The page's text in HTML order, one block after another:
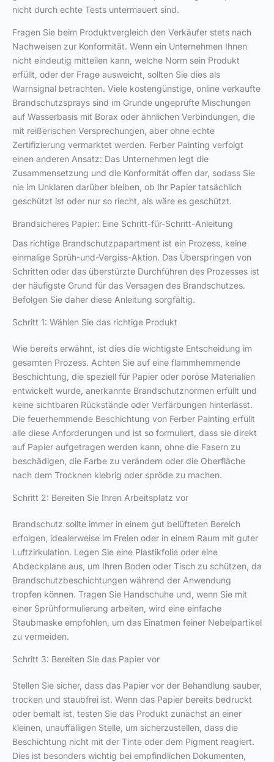
nicht durch echte Tests untermauert sind.
Fragen Sie beim Produktvergleich den Verkäufer stets nach
Nachweisen zur Konformität. Wenn ein Unternehmen Ihnen
nicht eindeutig mitteilen kann, welche Norm sein Produkt
erfüllt, oder der Frage ausweicht, sollten Sie dies als
Warnsignal betrachten. Viele kostengünstige, online verkaufte
Brandschutzsprays sind im Grunde ungeprüfte Mischungen
auf Wasserbasis mit Borax oder ähnlichen Verbindungen, die
mit reißerischen Versprechungen, aber ohne echte
Zertifizierung vermarktet werden. Ferber Painting verfolgt
einen anderen Ansatz: Das Unternehmen legt die
Zusammensetzung und die Konformität offen dar, sodass Sie
nie im Unklaren darüber bleiben, ob Ihr Papier tatsächlich
geschützt ist oder nur so riecht, als wäre es geschützt.
Brandsicheres Papier: Eine Schritt-für-Schritt-Anleitung
Das richtige Brandschutzpapartment ist ein Prozess, keine
einmalige Sprüh-und-Vergiss-Aktion. Das Überspringen von
Schritten oder das überstürzte Durchführen des Prozesses ist
der häufigste Grund für das Versagen des Brandschutzes.
Befolgen Sie daher diese Anleitung sorgfältig.
Schritt 1: Wählen Sie das richtige Produkt
Wie bereits erwähnt, ist dies die wichtigste Entscheidung im
gesamten Prozess. Achten Sie auf eine flammhemmende
Beschichtung, die speziell für Papier oder poröse Materialien
entwickelt wurde, anerkannte Brandschutznormen erfüllt und
keine sichtbaren Rückstände oder Verfärbungen hinterlässt.
Die feuerhemmende Beschichtung von Ferber Painting erfüllt
alle diese Anforderungen und ist so formuliert, dass sie direkt
auf Papier aufgetragen werden kann, ohne die Fasern zu
beschädigen, die Farbe zu verändern oder die Oberfläche
nach dem Trocknen klebrig oder spröde zu machen.
Schritt 2: Bereiten Sie Ihren Arbeitsplatz vor
Brandschutz sollte immer in einem gut belüfteten Bereich
erfolgen, idealerweise im Freien oder in einem Raum mit guter
Luftzirkulation. Legen Sie eine Plastikfolie oder eine
Abdeckplane aus, um Ihren Boden oder Tisch zu schützen, da
Brandschutzbeschichtungen während der Anwendung
tropfen können. Tragen Sie Handschuhe und, wenn Sie mit
einer Sprühformulierung arbeiten, wird eine einfache
Staubmaske empfohlen, um das Einatmen feiner Nebelpartikel
zu vermeiden.
Schritt 3: Bereiten Sie das Papier vor
Stellen Sie sicher, dass das Papier vor der Behandlung sauber,
trocken und staubfrei ist. Wenn das Papier bereits bedruckt
oder bemalt ist, testen Sie das Produkt zunächst an einer
kleinen, unauffälligen Stelle, um sicherzustellen, dass die
Beschichtung nicht mit der Tinte oder dem Pigment reagiert.
Dies ist besonders wichtig bei empfindlichen Dokumenten,